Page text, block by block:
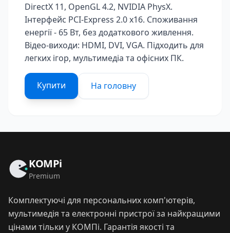
DirectX 11, OpenGL 4.2, NVIDIA PhysX.
Інтерфейс PCI-Express 2.0 x16. Споживання
енергії - 65 Вт, без додаткового живлення.
Відео-виходи: HDMI, DVI, VGA. Підходить для
легких ігор, мультимедіа та офісних ПК.
Купити На головну
KOMPi
Premium
Комплектуючі для персональних комп'ютерів,
мультимедія та електронні пристрої за найкращими
цінами тільки у КОМПі. Гарантія якості та